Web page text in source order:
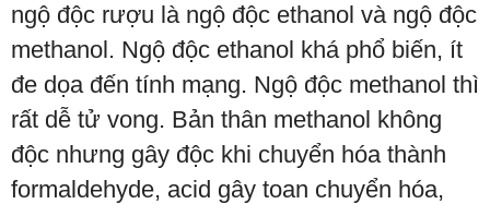
ngộ độc rượu là ngộ độc ethanol và ngộ độc
methanol. Ngộ độc ethanol khá phổ biến, ít
đe dọa đến tính mạng. Ngộ độc methanol thì
rất dễ tử vong. Bản thân methanol không
độc nhưng gây độc khi chuyển hóa thành
formaldehyde, acid gây toan chuyển hóa,